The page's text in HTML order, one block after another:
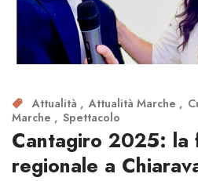
Attualità Attualità Marche
Marche
Spettacolo
Cantagiro 2025: la
regionale a